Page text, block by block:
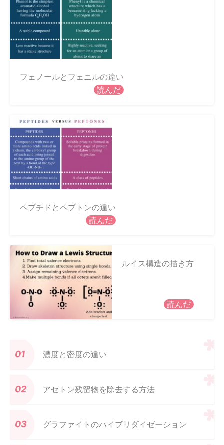
フェノールとフェニルの違い
読んだ
ペプチドとペプトンの違い
読んだ
ルイス構造の描き方
読んだ
濃度と密度の違い
アセトン残留物を除去する方法
グラファイトのハイブリダイゼーション